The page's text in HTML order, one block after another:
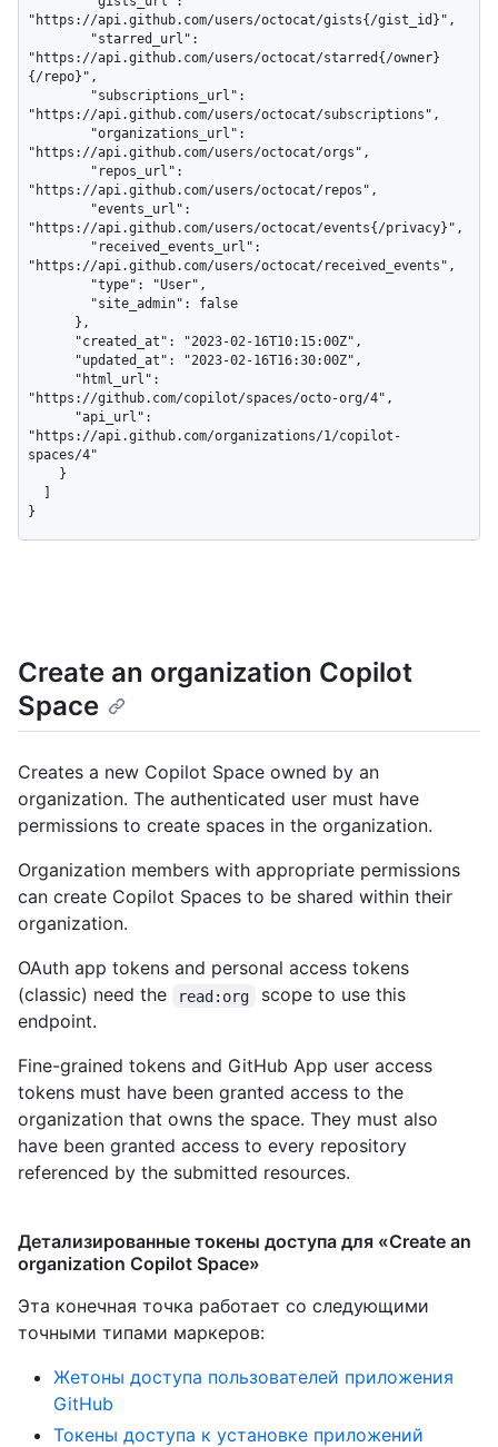
"https://api.github.com/users/octocat/gists{/gist_id}",
"https://api.github.com/users/octocat/starred{/owner}
{/repo}",
"https://api.github.com/users/octocat/subscriptions",
"https://api.github.com/users/octocat/orgs",
"https://api.github.com/users/octocat/repos",
"https://api.github.com/users/octocat/events{/privacy}",
"https://api.github.com/users/octocat/received_events",
"https://github.com/copilot/spaces/octo-org/4",
"https://api.github.com/organizations/1/copilot-
spaces/4"
}
Create an organization Copilot
Space
Creates a new Copilot Space owned by an
organization. The authenticated user must have
permissions to create spaces in the organization.
Organization members with appropriate permissions
can create Copilot Spaces to be shared within their
organization.
OAuth app tokens and personal access tokens
(classic) need the
read:org
scope to use this
endpoint.
Fine-grained tokens and GitHub App user access
tokens must have been granted access to the
organization that owns the space. They must also
have been granted access to every repository
referenced by the submitted resources.
Детализированные токены доступа для «Create an
organization Copilot Space»
Эта конечная точка работает со следующими
точными типами маркеров:
Жетоны доступа пользователей приложения
GitHub
Токены доступа к установке приложений